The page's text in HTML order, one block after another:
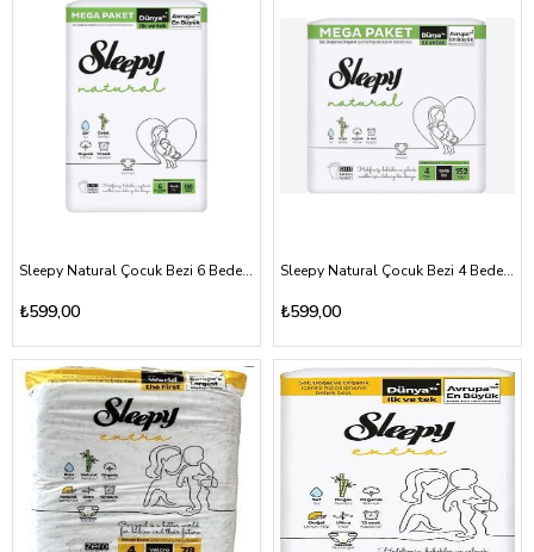
Sleepy Natural Çocuk Bezi 6 Beden 15-25kg 88 Adet
₺599,00
Sleepy Natural Çocuk Bezi 4 Beden 7-14kg 152 Adet
₺599,00